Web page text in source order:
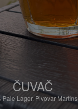
ČUVAČ
Pale Lager. Pivovar Martins.